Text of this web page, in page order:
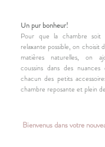
Un pur bonheur!
Pour que la chambre soit
relaxante possible, on choisit
matières naturelles, on
coussins dans des
chacun des petits
chambre reposante et plein
Bienvenus dans votre